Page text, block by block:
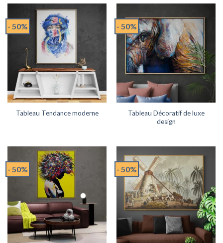
- 50%
Tableau Tendance moderne
- 50%
Tableau Décoratif de luxe
design
- 50% - 50%